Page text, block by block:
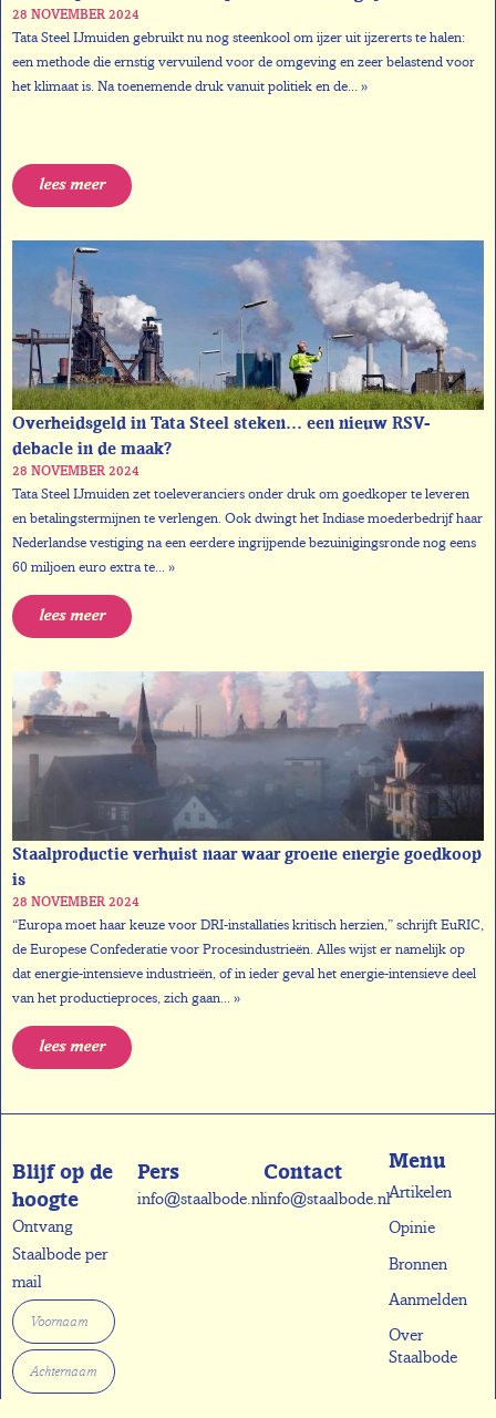
28 NOVEMBER 2024
Tata Steel IJmuiden gebruikt nu nog steenkool om ijzer uit ijzererts te halen:
een methode die ernstig vervuilend voor de omgeving en zeer belastend voor
het klimaat is. Na toenemende druk vanuit politiek en de... »
lees meer
Overheidsgeld in Tata Steel steken… een nieuw RSV-
debacle in de maak?
28 NOVEMBER 2024
Tata Steel IJmuiden zet toeleveranciers onder druk om goedkoper te leveren
en betalingstermijnen te verlengen. Ook dwingt het Indiase moederbedrijf haar
Nederlandse vestiging na een eerdere ingrijpende bezuinigingsronde nog eens
60 miljoen euro extra te... »
lees meer
Staalproductie verhuist naar waar groene energie goedkoop
is
28 NOVEMBER 2024
“Europa moet haar keuze voor DRI-installaties kritisch herzien,” schrijft EuRIC,
de Europese Confederatie voor Procesindustrieën. Alles wijst er namelijk op
dat energie-intensieve industrieën, of in ieder geval het energie-intensieve deel
van het productieproces, zich gaan... »
lees meer
Menu
Artikelen
Opinie
Bronnen
Aanmelden
Over
Staalbode
Contact
info@staalbode.nl
Pers
info@staalbode.nl
Blijf op de
hoogte
Ontvang
Staalbode per
mail